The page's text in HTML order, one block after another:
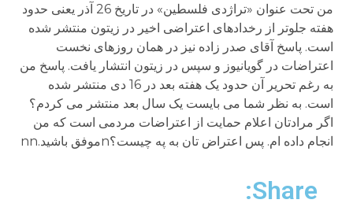
من تحت عنوان «تراژدی فلسطین» در تاریخ 26 آذر یعنی حدود
هفته جلوتر از رخدادهای اعتراضی اخیر در زیتون منتشر شده
است. پاسخ آقای صدر زاده نیز در همان روزهای نخست
اعتراضات در گویانیوز و سپس در زیتون انتشار یافت. پاسخ من
به رغم تحریر آن حدود یک هفته بعد در 16 دی منتشر شده
است. به نظر شما می بایست یک سال بعد منتشر می کردم؟
اگر مرادتان اعلام حمایت از اعتراضات مردمی است که من
انجام داده ام. پس اعتراض تان به په چیست؟nموفق باشید.nn
Share: